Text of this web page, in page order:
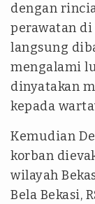
dengan
perawatan
langsung
mengalami
dinyatakan
kepada
Kemudian
korban
wilayah
Bela Bekasi,